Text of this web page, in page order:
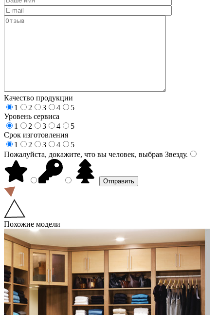
Качество продукции
1
2 3 4
5
Уровень сервиса
1
2 3 4
5
Срок изготовления
1
2 3 4
5
Пожалуйста, докажите, что вы человек, выбрав Звезду.
Похожие модели